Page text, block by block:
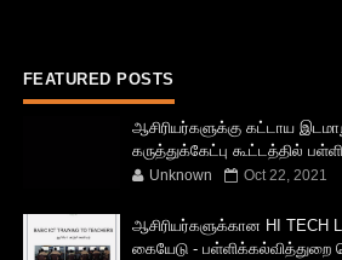
FEATURED POSTS
ஆசிரியர்களுக்கு கட்டாய
கருத்துக்கேட்பு கூட்டத்தில்
Unknown Oct 22, 2021
ஆசிரியர்களுக்கான HI TECH
கையேடு - பள்ளிக்கல்வித்துறை